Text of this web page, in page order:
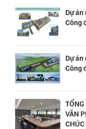
Dự
Công
Dự
Công
VĂN